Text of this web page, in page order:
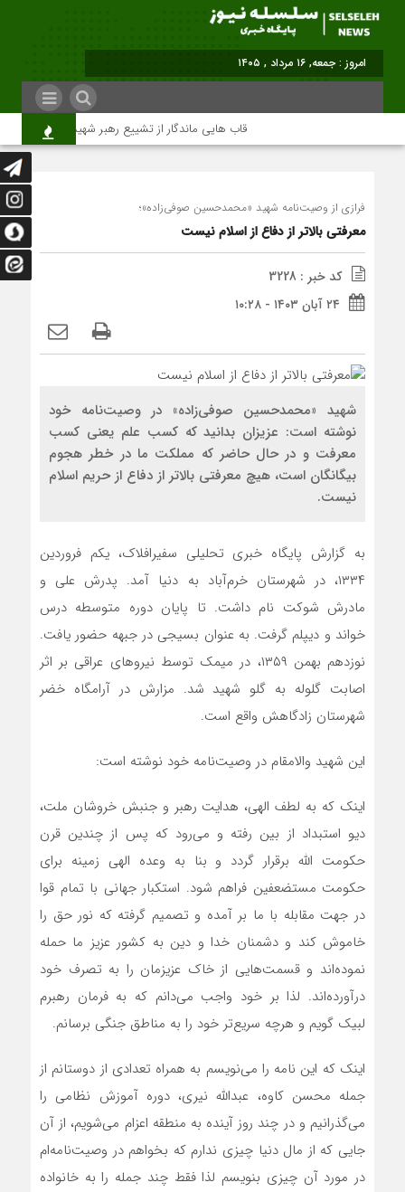
برابر با : Friday - 7 A
قاب هایی ماندگار از تشییع رهبر شهید در تهران
فرازی از وصیت‌نامه شهید «محمدحسین صوفی‌زاده»؛
معرفتی بالاتر از دفاع از اسلام نیست
کد خبر : 3228
۲۴ آبان ۱۴۰۳ - ۱۰:۲۸
شهید «محمدحسین صوفی‌زاده» در وصیت‌نامه خود
نوشته است: عزيزان بدانيد كه كسب علم يعنی كسب
معرفت و در حال حاضر كه مملكت ما در خطر هجوم
بيگانگان است، هيچ معرفتی بالاتر از دفاع از حريم اسلام
نيست.
به گزارش پایگاه خبری تحلیلی سفیرافلاک، یکم فروردین
۱۳۳۴، در شهرستان خرم‌آباد به دنیا آمد. پدرش علی و
مادرش شوکت نام داشت. تا پایان دوره متوسطه درس
خواند و دیپلم گرفت. به عنوان بسیجی در جبهه حضور یافت.
نوزدهم بهمن ۱۳۵۹، در میمک توسط نیروهای عراقی بر اثر
اصابت گلوله به گلو شهید شد. مزارش در آرامگاه خضر
شهرستان زادگاهش واقع است.
این شهید والامقام در وصیت‌نامه خود نوشته است:
اینک که به لطف الهی، هدایت رهبر و جنبش خروشان ملت،
دیو استبداد از بین رفته و می‌رود که پس از چندین قرن
حکومت الله برقرار گردد و بنا به وعده الهی زمینه برای
حکومت مستضعفین فراهم شود. استکبار جهانی با تمام قوا
در جهت مقابله با ما بر آمده و تصمیم گرفته که نور حق را
خاموش کند و دشمنان خدا و دین به کشور عزیز ما حمله
نموده‌اند و قسمت‌هایی از خاک عزیزمان را به تصرف خود
درآورده‌اند. لذا بر خود واجب می‌دانم که به فرمان رهبرم
لبیک گویم و هرچه سریع‌تر خود را به مناطق جنگی برسانم.
اینک که این نامه را می‌نویسم به همراه تعدادی از دوستانم از
جمله محسن کاوه، عبدالله نیری، دوره آموزش نظامی را
می‌گذرانیم و در چند روز آینده به منطقه اعزام می‌شویم، از آن
جایی که از مال دنیا چیزی ندارم که بخواهم در وصیت‌نامه‌ام
در مورد آن چیزی بنویسم لذا فقط چند جمله را به خانواده